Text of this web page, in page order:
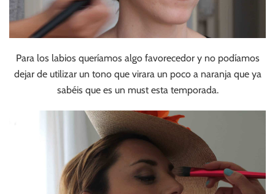
Para los labios queríamos algo favorecedor y no podíamos
dejar de utilizar un tono que virara un poco a naranja que ya
sabéis que es un must esta temporada.